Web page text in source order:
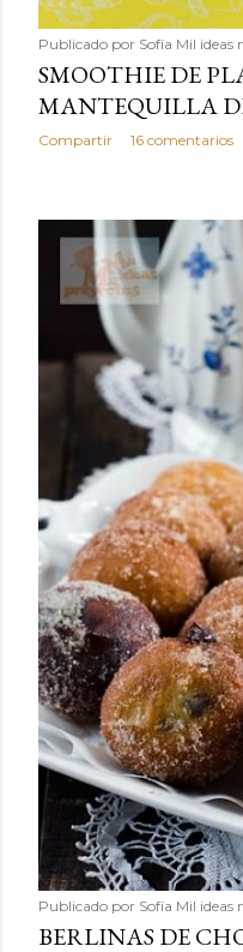
Publicado por Sofía Mil ideas
SMOOTHIE DE
MANTEQUILLA
Compartir 16 comentarios
Publicado por Sofía Mil ideas
BERLINAS DE